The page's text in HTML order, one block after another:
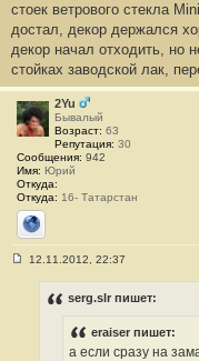
б
щ
н
и
#
2
3
стоек ветрового стекла
достал, декор держался
декор начал отходить, но
стойках заводской лак,
2Yu
Бывалый
Возраст: 63
Репутация: 30
Сообщения: 942
Имя: Юрий
Откуда:
Откуда: 16- Татарстан
Сайт
12.11.2012, 22:37
serg.slr пишет:
eraiser пишет:
а если сразу на